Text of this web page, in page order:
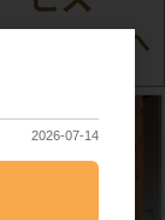
2026-07-14